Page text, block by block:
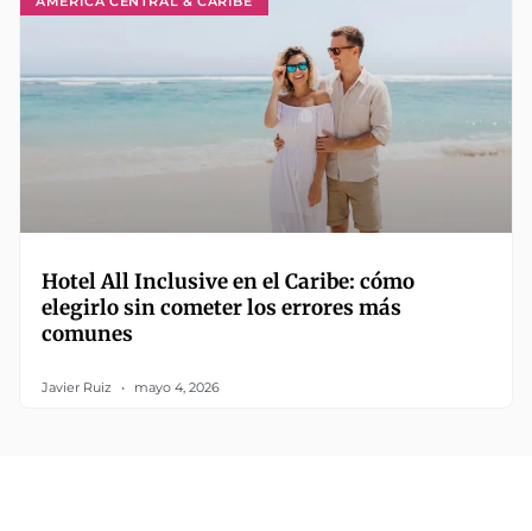
Hotel All Inclusive en el Caribe: cómo
elegirlo sin cometer los errores más
comunes
Javier Ruiz mayo 4, 2026